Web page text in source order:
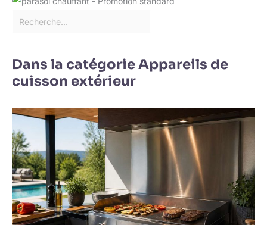
Dans la catégorie Appareils de
cuisson extérieur